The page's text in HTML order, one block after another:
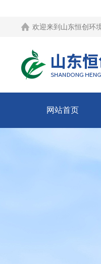
欢迎来到 山东恒创环
网站首页